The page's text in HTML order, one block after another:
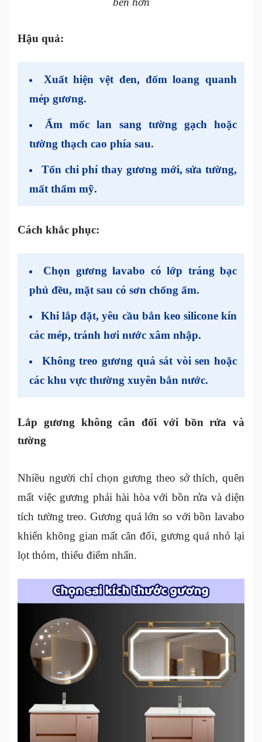
Hậu quả:
Xuất hiện vệt đen, đốm loang quanh
mép gương.
Ẩm mốc lan sang tường gạch hoặc
tường thạch cao phía sau.
Tốn chi phí thay gương mới, sửa tường,
mất thẩm mỹ.
Cách khắc phục:
Chọn gương lavabo có lớp tráng bạc
phủ đều, mặt sau có sơn chống ẩm.
Khi lắp đặt, yêu cầu bắn keo silicone kín
các mép, tránh hơi nước xâm nhập.
Không treo gương quá sát vòi sen hoặc
các khu vực thường xuyên bắn nước.
Lắp gương không cân đối với bồn rửa và
tường
Nhiều người chỉ chọn gương theo sở thích, quên
mất việc gương phải hài hòa với bồn rửa và diện
tích tường treo. Gương quá lớn so với bồn lavabo
khiến không gian mất cân đối, gương quá nhỏ lại
lọt thỏm, thiếu điểm nhấn.